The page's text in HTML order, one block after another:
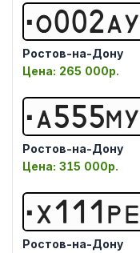
О002 АУ
Ростов-на-Дону
Цена: 265 000р.
А555МУ
Ростов-на-Дону
Цена: 315 000р.
Х1 1 1 РЕ
Ростов-на-Дону